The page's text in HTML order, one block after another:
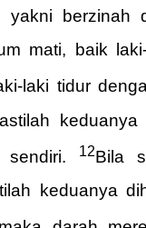
yakni berzinah
mati, baik
laki tidur
sendiri.
12Bila
keduanya